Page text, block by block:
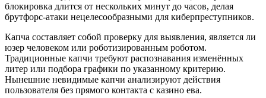
блокировка длится от нескольких минут до часов, делая
брутфорс-атаки нецелесообразными для киберпреступников.
Капча составляет собой проверку для выявления, является ли
юзер человеком или роботизированным роботом.
Традиционные капчи требуют распознавания изменённых
литер или подбора графики по указанному критерию.
Нынешние невидимые капчи анализируют действия
пользователя без прямого контакта с казино ева.